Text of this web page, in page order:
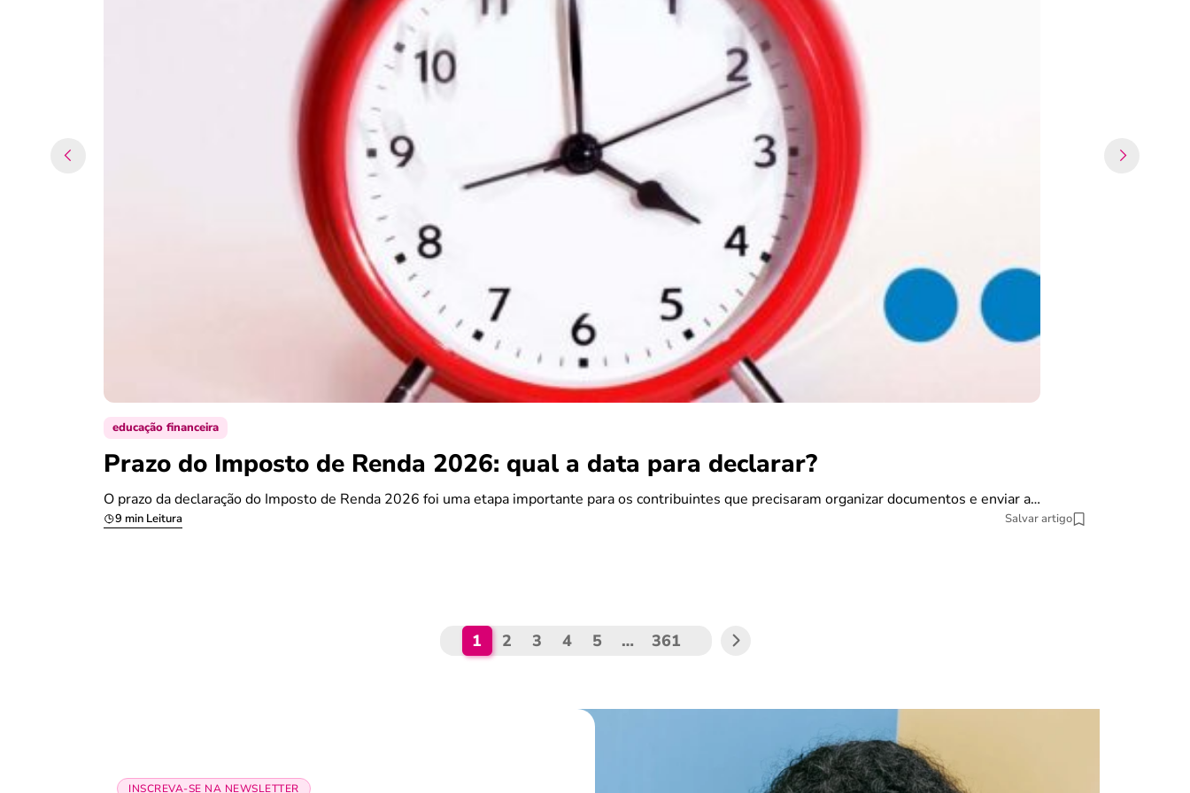
educação financeira
Prazo do Imposto de Renda 2026: qual a data para declarar?
O prazo da declaração do Imposto de Renda 2026 foi uma etapa importante para os contribuintes que precisaram organizar documentos e enviar a…
9 min Leitura Salvar artigo
1 2 3 4 5 … 361
INSCREVA-SE NA NEWSLETTER